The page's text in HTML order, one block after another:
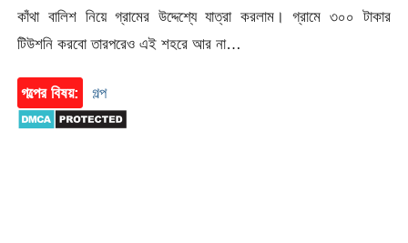
কাঁথা বালিশ নিয়ে গ্রামের উদ্দেশ্যে যাত্রা করলাম। গ্রামে ৩০০ টাকার
টিউশনি করবো তারপরেও এই শহরে আর না…
গল্পের বিষয়: গল্প